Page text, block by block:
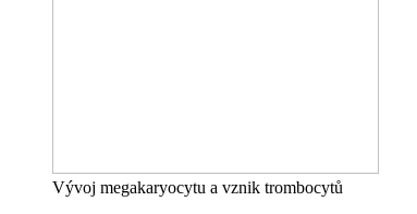
Vývoj megakaryocytu a vznik trombocytů